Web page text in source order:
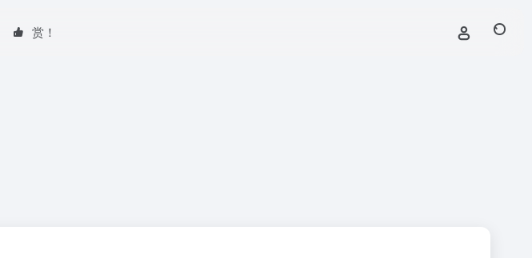
赏！